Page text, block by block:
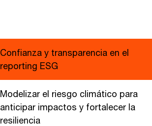
Confianza y transparencia en el
reporting ESG
Modelizar el riesgo climático para
anticipar impactos y fortalecer la
resiliencia